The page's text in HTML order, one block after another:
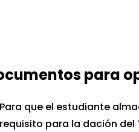
para
Para que el estudiante
requisito para la dación del
de
.